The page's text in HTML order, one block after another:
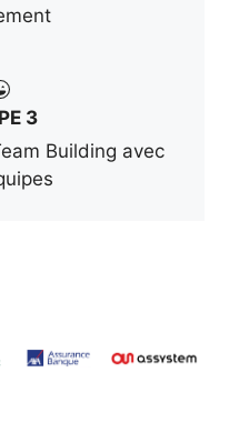
3
Building avec